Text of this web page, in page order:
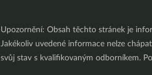
Upozornění: Obsah těchto stránek je
Jakékoliv uvedené informace nelze
svůj stav s kvalifikovaným odborníkem.